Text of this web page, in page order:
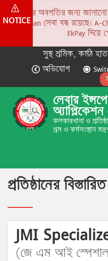
NOTICE
সকলের অবগতির জন্য জানানো
Chalaan সেবা বন্ধ রয়েছে।
EkPay দিয়ে
সুস্থ শ্রমিক, কর্মঠ
অভিযোগ
লেবার
কলকারখানা ও
শ্রম ও কর্মসংস্থান
প্রতিষ্ঠানের বিস্তারিত
JMI
(জে এম আই